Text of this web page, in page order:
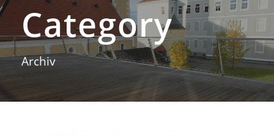
Category
Archiv